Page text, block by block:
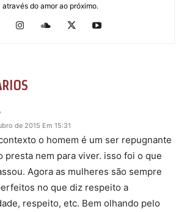
através do amor ao próximo.
de 2015 Em 15:31
o homem é um ser repugnante
presta nem para viver. isso foi o que
Agora as mulheres são sempre
no que diz respeito a
respeito, etc. Bem olhando pelo